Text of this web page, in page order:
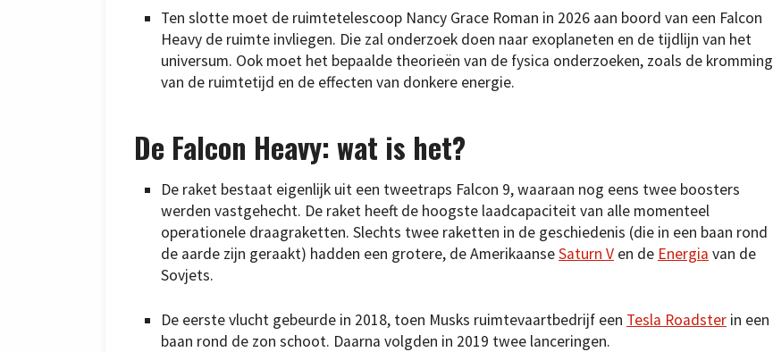
Ten slotte moet de ruimtetelescoop Nancy Grace Roman in 2026 aan boord van een Falcon
Heavy de ruimte invliegen. Die zal onderzoek doen naar exoplaneten en de tijdlijn van het
universum. Ook moet het bepaalde theorieën van de fysica onderzoeken, zoals de kromming
van de ruimtetijd en de effecten van donkere energie.
De Falcon Heavy: wat is het?
De raket bestaat eigenlijk uit een tweetraps Falcon 9, waaraan nog eens twee boosters
werden vastgehecht. De raket heeft de hoogste laadcapaciteit van alle momenteel
operationele draagraketten. Slechts twee raketten in de geschiedenis (die in een baan rond
de aarde zijn geraakt) hadden een grotere, de AmerikaanseSaturn V en de Energia van de
Sovjets.
De eerste vlucht gebeurde in 2018, toen Musks ruimtevaartbedrijf een Tesla Roadster in een
baan rond de zon schoot. Daarna volgden in 2019 twee lanceringen.